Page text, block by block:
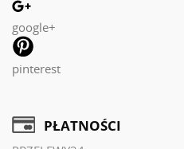
google+
pinterest
PŁATNOŚCI